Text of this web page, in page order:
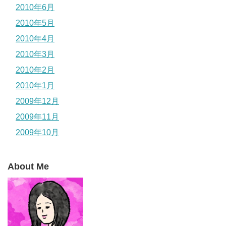
2010年6月
2010年5月
2010年4月
2010年3月
2010年2月
2010年1月
2009年12月
2009年11月
2009年10月
About Me